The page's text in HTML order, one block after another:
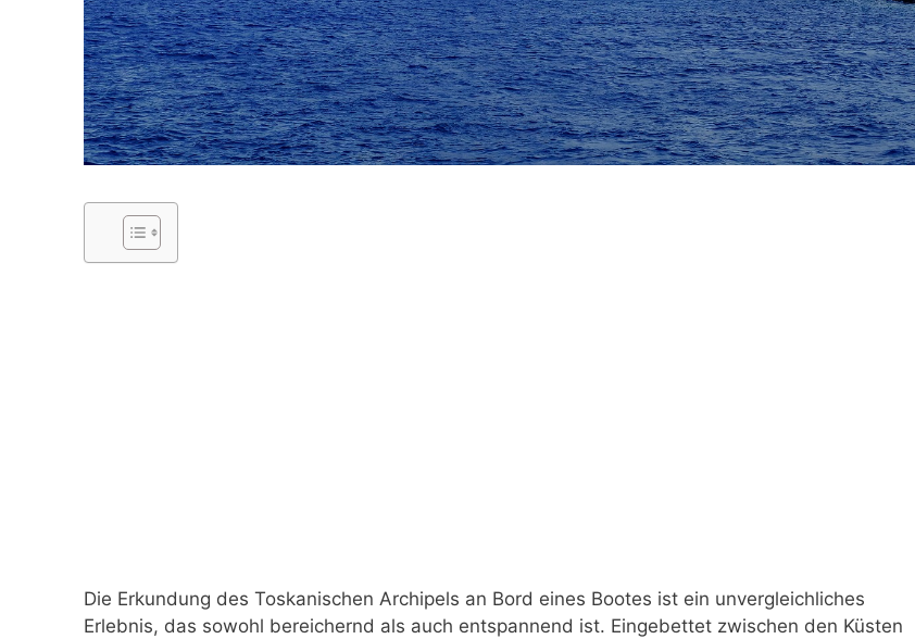
Die Erkundung des Toskanischen Archipels an Bord eines Bootes ist ein unvergleichliches
Erlebnis, das sowohl bereichernd als auch entspannend ist. Eingebettet zwischen den Küsten